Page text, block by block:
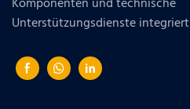
Komponenten und technische
Unterstützungsdienste integriert